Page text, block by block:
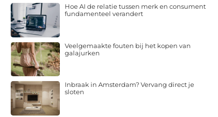
Hoe AI de relatie tussen merk en consument
fundamenteel verandert
Veelgemaakte fouten bij het kopen van
galajurken
Inbraak in Amsterdam? Vervang direct je
sloten